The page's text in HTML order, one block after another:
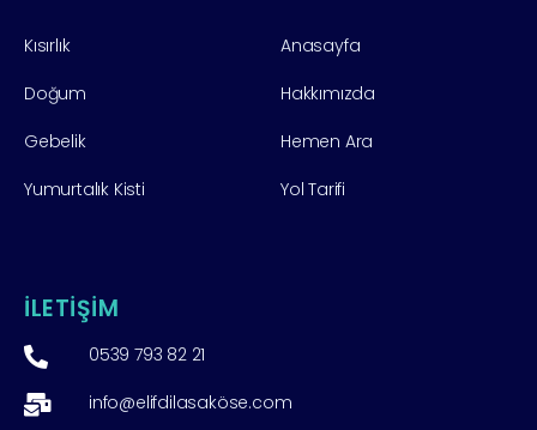
Kısırlık
Doğum
Gebelik
Yumurtalık Kisti
Anasayfa
Hakkımızda
Hemen Ara
Yol Tarifi
İLETİŞİM
0539 793 82 21
info@elifdilasaköse.com